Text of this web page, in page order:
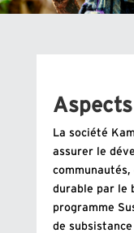
La société
assurer le
durable par le
programme
de